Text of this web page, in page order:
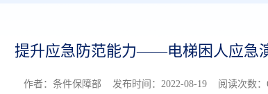
提升应急防范能力——电梯困人应急
作者：条件保障部 发布时间：2022-08-19 阅读次数：